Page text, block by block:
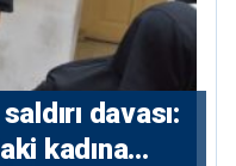
davası:
kadına